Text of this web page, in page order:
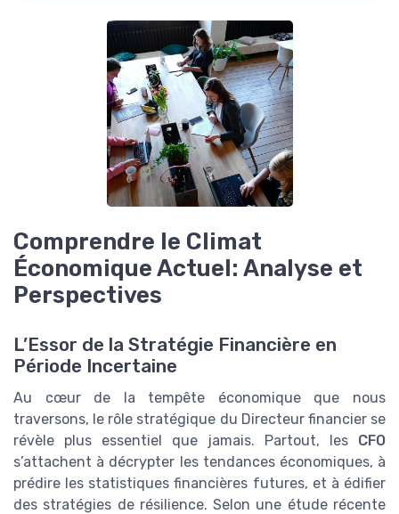
Comprendre le Climat
Économique Actuel: Analyse et
Perspectives
L’Essor de la Stratégie Financière en
Période Incertaine
Au cœur de la tempête économique que nous
traversons, le rôle stratégique du Directeur financier se
révèle plus essentiel que jamais. Partout, les CFO
s’attachent à décrypter les tendances économiques, à
prédire les statistiques financières futures, et à édifier
des stratégies de résilience. Selon une étude récente